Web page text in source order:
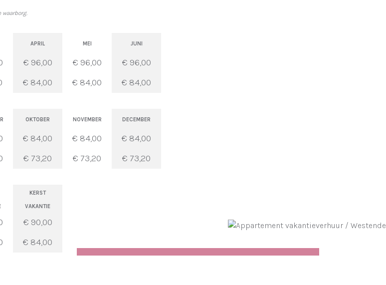
APRIL MEI JUNI
€ 96,00 € 96,00 € 96,00
€ 84,00 € 84,00 € 84,00
OKTOBER NOVEMBER DECEMBER
€ 84,00 € 84,00 € 84,00
€ 73,20 € 73,20 € 73,20
KERST
VAKANTIE
€ 90,00
€ 84,00